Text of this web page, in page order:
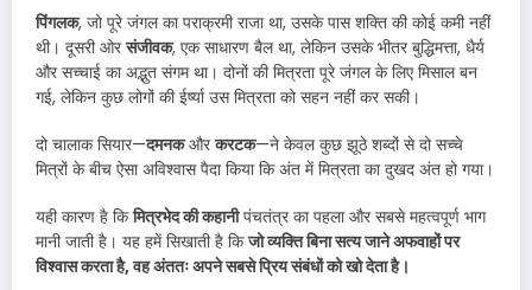
पिंगलक, जो पूरे जंगल का पराक्रमी राजा था, उसके पास शक्ति की कोई कमी नहीं
थी। दूसरी ओरसंजीवक, एक साधारण बैल था, लेकिन उसके भीतर बुद्धिमत्ता, धैर्य
और सच्चाई का अद्भुत संगम था। दोनों की मित्रता पूरे जंगल के लिए मिसाल बन
गई, लेकिन कुछ लोगों की ईर्ष्या उस मित्रता को सहन नहीं कर सकी।
दो चालाक सियार—दमनकऔरकरटक—ने केवल कुछ झूठे शब्दों से दो सच्चे
मित्रों के बीच ऐसा अविश्वास पैदा किया कि अंत में मित्रता का दुखद अंत हो गया।
यही कारण है किमित्रभेद की कहानीपंचतंत्र का पहला और सबसे महत्वपूर्ण भाग
मानी जाती है। यह हमें सिखाती है किजो व्यक्ति बिना सत्य जाने अफवाहों पर
विश्वास करता है, वह अंततः अपने सबसे प्रिय संबंधों को खो देता है।